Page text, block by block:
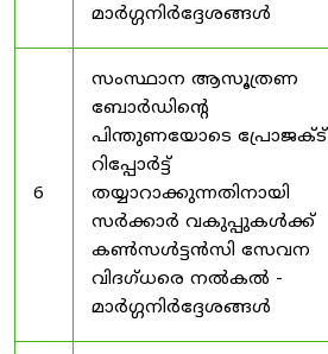
മാർഗ്ഗനിർദ്ദേശങ്ങൾ
6
സംസ്ഥാന ആസൂത്രണ
ബോർഡിൻ്റെ
പിന്തുണയോടെ പ്രോജക്ട്
റിപ്പോർട്ട്
തയ്യാറാക്കുന്നതിനായി
സർക്കാർ വകുപ്പുകൾക്ക്
കൺസൾട്ടൻസി സേവന
വിദഗ്ധരെ നൽകൽ -
മാർഗ്ഗനിർദ്ദേശങ്ങൾ